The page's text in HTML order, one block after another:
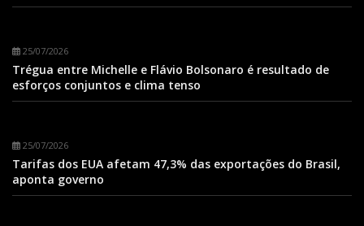
25/07/2026
Trégua entre Michelle e Flávio Bolsonaro é resultado de
esforços conjuntos e clima tenso
25/07/2026
Tarifas dos EUA afetam 47,3% das exportações do Brasil,
aponta governo